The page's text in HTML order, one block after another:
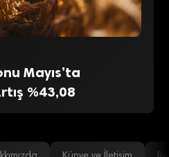
Mayıs’ta
%43,08